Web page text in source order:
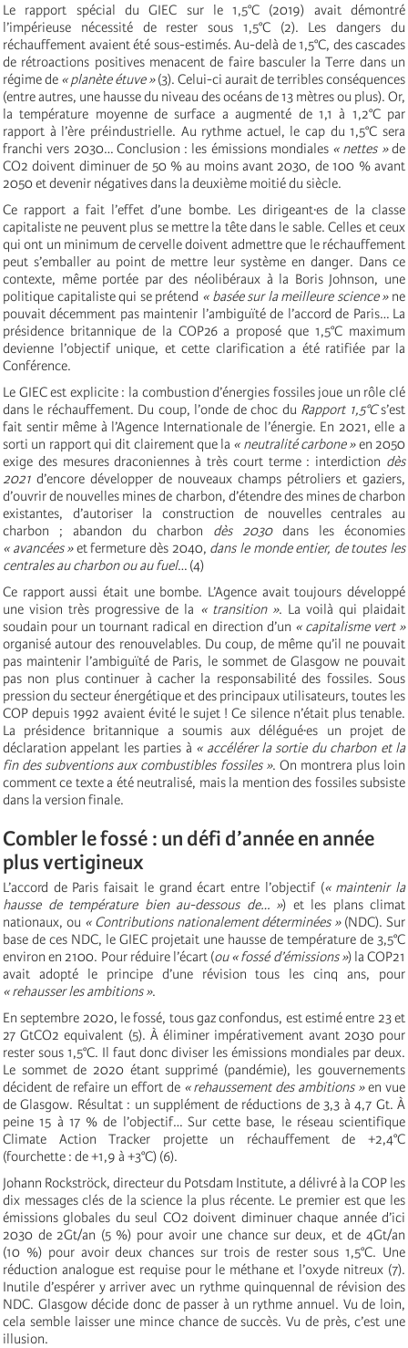
Le rapport spécial du GIEC sur le 1,5°C (2019) avait démontré
l’impérieuse nécessité de rester sous 1,5°C (2). Les dangers du
réchauffement avaient été sous-estimés. Au-delà de 1,5°C, des cascades
de rétroactions positives menacent de faire basculer la Terre dans un
régime de « planète étuve »(3). Celui-ci aurait de terribles conséquences
(entre autres, une hausse du niveau des océans de 13 mètres ou plus). Or,
la température moyenne de surface a augmenté de 1,1 à 1,2°C par
rapport à l’ère préindustrielle. Au rythme actuel, le cap du 1,5°C sera
franchi vers 2030… Conclusion : les émissions mondiales « nettes »de
CO2 doivent diminuer de 50 % au moins avant 2030, de 100 % avant
2050 et devenir négatives dans la deuxième moitié du siècle.
Ce rapport a fait l’effet d’une bombe. Les dirigeant∙es de la classe
capitaliste ne peuvent plus se mettre la tête dans le sable. Celles et ceux
qui ont un minimum de cervelle doivent admettre que le réchauffement
peut s’emballer au point de mettre leur système en danger. Dans ce
contexte, même portée par des néolibéraux à la Boris Johnson, une
politique capitaliste qui se prétend « basée sur la meilleure science »ne
pouvait décemment pas maintenir l’ambiguïté de l’accord de Paris… La
présidence britannique de la COP26 a proposé que 1,5°C maximum
devienne l’objectif unique, et cette clarification a été ratifiée par la
Conférence.
Le GIEC est explicite : la combustion d’énergies fossiles joue un rôle clé
dans le réchauffement. Du coup, l’onde de choc du Rapport 1,5°Cs’est
fait sentir même à l’Agence Internationale de l’énergie. En 2021, elle a
sorti un rapport qui dit clairement que la « neutralité carbone »en 2050
exige des mesures draconiennes à très court terme : interdiction dès
2021 d’encore développer de nouveaux champs pétroliers et gaziers,
d’ouvrir de nouvelles mines de charbon, d’étendre des mines de charbon
existantes, d’autoriser la construction de nouvelles centrales au
charbon ; abandon du charbon dès 2030 dans les économies
« avancées »et fermeture dès 2040, dans le monde entier, de toutes les
centrales au charbon ou au fuel… (4)
Ce rapport aussi était une bombe. L’Agence avait toujours développé
une vision très progressive de la « transition ». La voilà qui plaidait
soudain pour un tournant radical en direction d’un « capitalisme vert »
organisé autour des renouvelables. Du coup, de même qu’il ne pouvait
pas maintenir l’ambiguïté de Paris, le sommet de Glasgow ne pouvait
pas non plus continuer à cacher la responsabilité des fossiles. Sous
pression du secteur énergétique et des principaux utilisateurs, toutes les
COP depuis 1992 avaient évité le sujet ! Ce silence n’était plus tenable.
La présidence britannique a soumis aux délégué∙es un projet de
déclaration appelant les parties à « accélérer la sortie du charbon et la
fin des subventions aux combustibles fossiles ». On montrera plus loin
comment ce texte a été neutralisé, mais la mention des fossiles subsiste
dans la version finale.
Combler le fossé : un défi d’année en année
plus vertigineux
L’accord de Paris faisait le grand écart entre l’objectif (« maintenir la
hausse de température bien au-dessous de… ») et les plans climat
nationaux, ou « Contributions nationalement déterminées »(NDC). Sur
base de ces NDC, le GIEC projetait une hausse de température de 3,5°C
environ en 2100. Pour réduire l’écart (ou « fossé d’émissions ») la COP21
avait adopté le principe d’une révision tous les cinq ans, pour
« rehausser les ambitions ».
En septembre 2020, le fossé, tous gaz confondus, est estimé entre 23 et
27 GtCO2 equivalent (5). À éliminer impérativement avant 2030 pour
rester sous 1,5°C. Il faut donc diviser les émissions mondiales par deux.
Le sommet de 2020 étant supprimé (pandémie), les gouvernements
décident de refaire un effort de « rehaussement des ambitions »en vue
de Glasgow. Résultat : un supplément de réductions de 3,3 à 4,7 Gt. À
peine 15 à 17 % de l’objectif… Sur cette base, le réseau scientifique
Climate Action Tracker projette un réchauffement de +2,4°C
(fourchette : de +1,9 à +3°C) (6).
Johann Rockströck, directeur du Potsdam Institute, a délivré à la COP les
dix messages clés de la science la plus récente. Le premier est que les
émissions globales du seul CO2 doivent diminuer chaque année d’ici
2030 de 2Gt/an (5 %) pour avoir une chance sur deux, et de 4Gt/an
(10 %) pour avoir deux chances sur trois de rester sous 1,5°C. Une
réduction analogue est requise pour le méthane et l’oxyde nitreux (7).
Inutile d’espérer y arriver avec un rythme quinquennal de révision des
NDC. Glasgow décide donc de passer à un rythme annuel. Vu de loin,
cela semble laisser une mince chance de succès. Vu de près, c’est une
illusion.